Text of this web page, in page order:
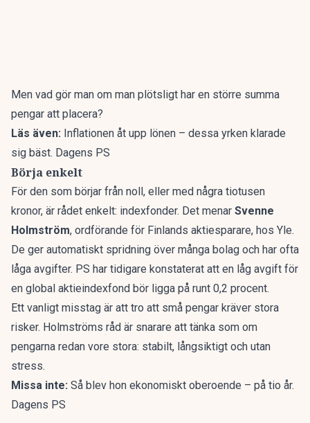
Men vad gör man om man plötsligt har en större summa
pengar att placera?
Läs även: Inflationen åt upp lönen – dessa yrken klarade
sig bäst. Dagens PS
Börja enkelt
För den som börjar från noll, eller med några tiotusen
kronor, är rådet enkelt: indexfonder. Det menar Svenne
Holmström, ordförande för Finlands aktiesparare, hos Yle.
De ger automatiskt spridning över många bolag och har ofta
låga avgifter. PS har tidigare konstaterat att en låg avgift för
en global aktieindexfond bör ligga på runt 0,2 procent.
Ett vanligt misstag är att tro att små pengar kräver stora
risker. Holmströms råd är snarare att tänka som om
pengarna redan vore stora: stabilt, långsiktigt och utan
stress.
Missa inte: Så blev hon ekonomiskt oberoende – på tio år.
Dagens PS